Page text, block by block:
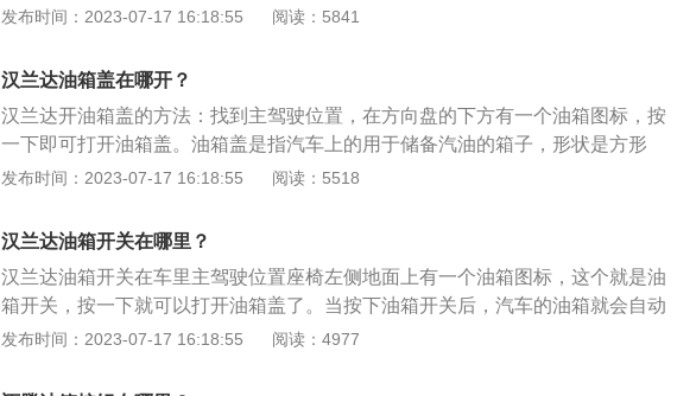
m，轴距为2790mm，油箱容积为72.5l。汉兰达搭载了2.0t涡轮增压发动机，最大
大扭矩转速是每分钟1800到4000rpm，其采用的驱动方式是前置前驱，前悬架使
发布时间：2023-07-17 16:18:55 阅读：5841
汉兰达油箱盖在哪开？
汉兰达开油箱盖的方法：找到主驾驶位置，在方向盘的下方有一个油箱图标，按
一下即可打开油箱盖。油箱盖是指汽车上的用于储备汽油的箱子，形状是方形
的，用不锈钢做成，密封性很好，只有一个小小的园形入口，这个口和瓶子的盖
m，轴距为2790mm，搭载了2.0t涡轮增压发动机，匹配的是6挡手自一体变速
发布时间：2023-07-17 16:18:55 阅读：5518
汉兰达油箱开关在哪里？
汉兰达油箱开关在车里主驾驶位置座椅左侧地面上有一个油箱图标，这个就是油
箱开关，按一下就可以打开油箱盖了。当按下油箱开关后，汽车的油箱就会自动
弹开，如果需要加油，就可以通过这个方式打开汉兰达的油箱，在车子的后备箱
米、1720毫米，轴距为2790毫米。汉兰达搭载的是一台2.0T涡轮增压发动机，这
发布时间：2023-07-17 16:18:55 阅读：4977